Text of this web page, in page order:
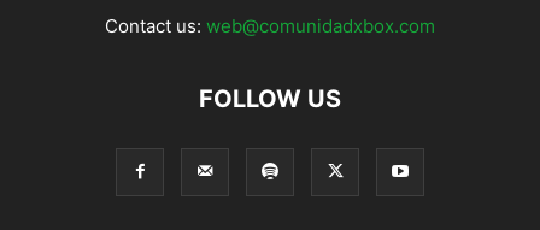
Contact us: web@comunidadxbox.com
FOLLOW US